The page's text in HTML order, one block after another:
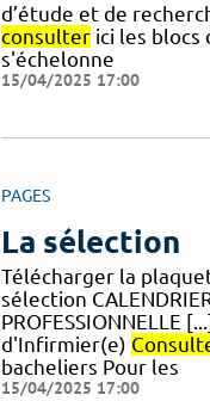
d’étude et de
consulterici les blocs
s'échelonne
15/04/2025 17:00
PAGES
La sélection
Télécharger la
sélection
d'Infirmier(e)
bacheliers Pour les
15/04/2025 17:00